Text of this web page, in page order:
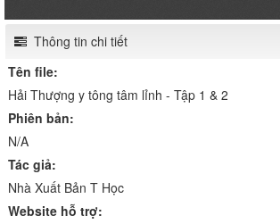
Thông tin chi tiết
Tên file:
Hải Thượng y tông tâm lỉnh - Tập 1 & 2
Phiên bản:
N/A
Tác giả:
Nhà Xuất Bản T Học
Website hỗ trợ: